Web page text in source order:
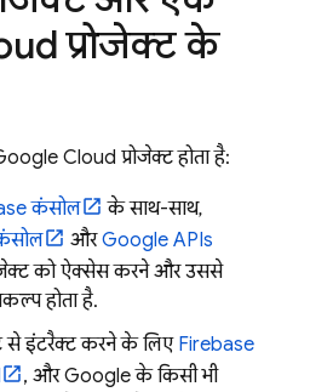
प्रोजेक्ट के
Cloud प्रोजेक्ट होता है:
कंसोल
के साथ-साथ,
औरGoogle APIs
को ऐक्सेस करने और उससे
होता है.
से इंटरैक्ट करने के लिए Firebase
, और Google के किसी भी